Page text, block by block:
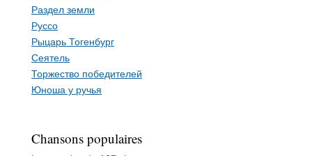
Раздел земли
Руссо
Рыцарь Тогенбург
Сеятель
Торжество победителей
Юноша у ручья
Chansons populaires